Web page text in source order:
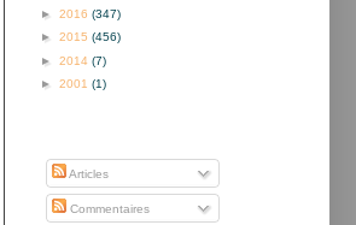
► 2016 (347)
► 2015 (456)
► 2014 (7)
► 2001 (1)
Articles
Commentaires